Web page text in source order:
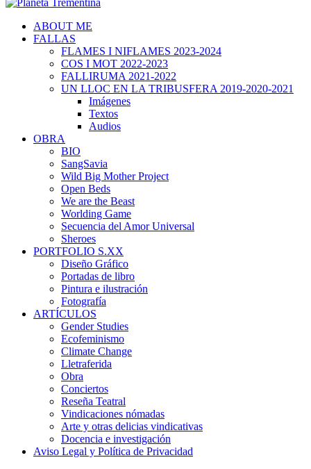
ABOUT ME
FALLAS
FLAMES I NIFLAMES 2023-2024
COS I MOT 2022-2023
FALLIRUMA 2021-2022
UN LLOC EN LA TRIBUSFERA 2019-2020-2021
Imágenes
Textos
Audios
OBRA
BIO
SangSavia
Wild Big Mother Project
Open Beds
We are the Beast
Worlding Game
Secuencia del Amor Universal
Sheroes
PORTFOLIO S.XX
Diseño Gráfico
Portadas de libro
Pintura e ilustración
Fotografía
ARTÍCULOS
Gender Studies
Ecofeminismo
Climate Change
Lletraferida
Obra
Conciertos
Reseña Teatral
Vindicaciones nómadas
Arte y otras delicias vindicativas
Docencia e investigación
Aviso Legal y Política de Privacidad